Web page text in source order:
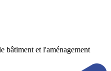
bâtiment et l'aménagement